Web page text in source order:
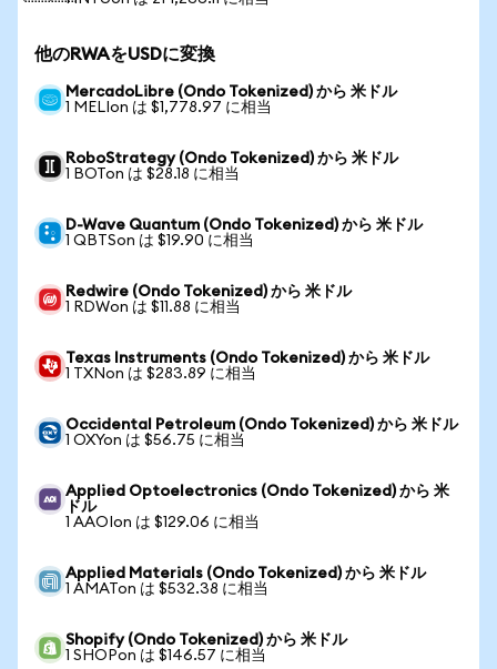
他のRWAをUSDに変換
MercadoLibre (Ondo Tokenized) から 米ドル
1 MELIon は $1,778.97 に相当
RoboStrategy (Ondo Tokenized) から 米ドル
1 BOTon は $28.18 に相当
D-Wave Quantum (Ondo Tokenized) から 米ドル
1 QBTSon は $19.90 に相当
Redwire (Ondo Tokenized) から 米ドル
1 RDWon は $11.88 に相当
Texas Instruments (Ondo Tokenized) から 米ドル
1 TXNon は $283.89 に相当
Occidental Petroleum (Ondo Tokenized) から 米ドル
1 OXYon は $56.75 に相当
Applied Optoelectronics (Ondo Tokenized) から 米
ドル
1 AAOIon は $129.06 に相当
Applied Materials (Ondo Tokenized) から 米ドル
1 AMATon は $532.38 に相当
Shopify (Ondo Tokenized) から 米ドル
1 SHOPon は $146.57 に相当